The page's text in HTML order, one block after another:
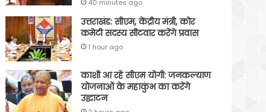
40 minutes ago
उत्तराखंड: सीएम, केंद्रीय मंत्री, कोर
कमेटी सदस्य सीटवार करेंगे प्रवास
1 hour ago
काशी आ रहे सीएम योगी: जनकल्याण
योजनाओं के महाकुंभ का करेंगे
उद्घाटन